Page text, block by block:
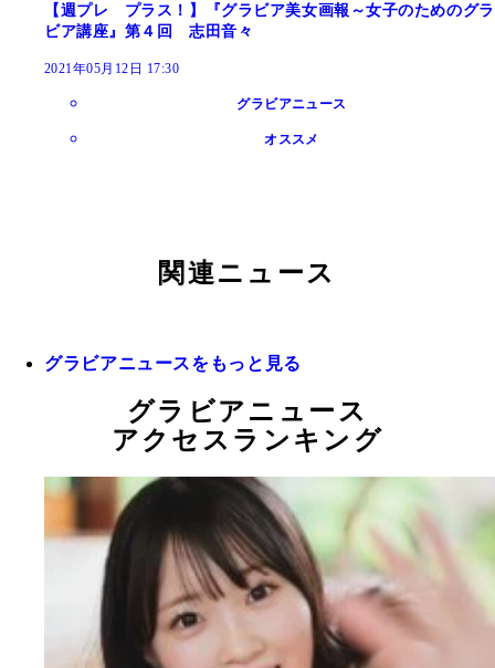
【週プレ プラス！】『グラビア美女画報～女子のためのグラ
ビア講座』第４回 志田音々
2021年05月12日 17:30
グラビアニュース
オススメ
関連ニュース
グラビアニュースをもっと見る
グラビアニュース
アクセスランキング